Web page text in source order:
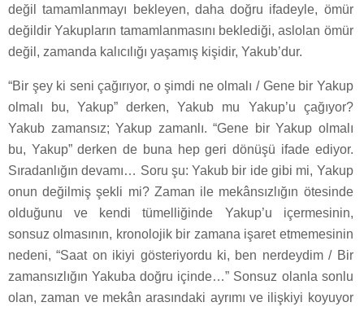
değil tamamlanmayı bekleyen, daha doğru ifadeyle, ömür
değildir Yakupların tamamlanmasını beklediği, aslolan ömür
değil, zamanda kalıcılığı yaşamış kişidir, Yakub’dur.
“Bir şey ki seni çağırıyor, o şimdi ne olmalı / Gene bir Yakup
olmalı bu, Yakup” derken, Yakub mu Yakup’u çağıyor?
Yakub zamansız; Yakup zamanlı. “Gene bir Yakup olmalı
bu, Yakup” derken de buna hep geri dönüşü ifade ediyor.
Sıradanlığın devamı… Soru şu: Yakub bir ide gibi mi, Yakup
onun değilmiş şekli mi? Zaman ile mekânsızlığın ötesinde
olduğunu ve kendi tümelliğinde Yakup’u içermesinin,
sonsuz olmasının, kronolojik bir zamana işaret etmemesinin
nedeni, “Saat on ikiyi gösteriyordu ki, ben nerdeydim / Bir
zamansızlığın Yakuba doğru içinde…” Sonsuz olanla sonlu
olan, zaman ve mekân arasındaki ayrımı ve ilişkiyi koyuyor